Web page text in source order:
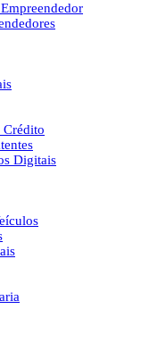
Crédito
Digitais